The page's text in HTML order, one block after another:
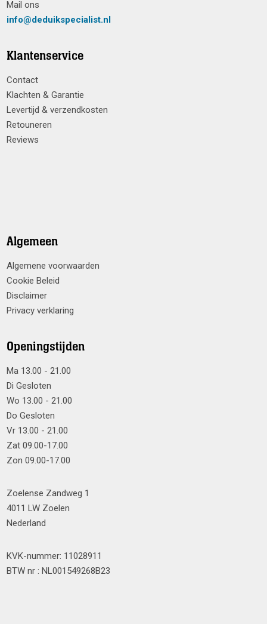
Mail ons
info@deduikspecialist.nl
Klantenservice
Contact
Klachten & Garantie
Levertijd & verzendkosten
Retouneren
Reviews
Algemeen
Algemene voorwaarden
Cookie Beleid
Disclaimer
Privacy verklaring
Openingstijden
Ma 13.00 - 21.00
Di Gesloten
Wo 13.00 - 21.00
Do Gesloten
Vr 13.00 - 21.00
Zat 09.00-17.00
Zon 09.00-17.00
Zoelense Zandweg 1
4011 LW Zoelen
Nederland
KVK-nummer: 11028911
BTW nr : NL001549268B23